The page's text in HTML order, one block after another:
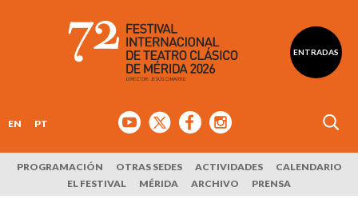
ENTRADAS
EN PT
PROGRAMACIÓN OTRAS SEDES ACTIVIDADES
CALENDARIO
EL FESTIVAL
MÉRIDA ARCHIVO PRENSA